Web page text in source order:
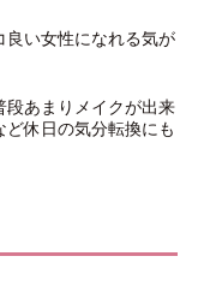
良い女性になれる気が
段あまりメイクが出来
休日の気分転換にも